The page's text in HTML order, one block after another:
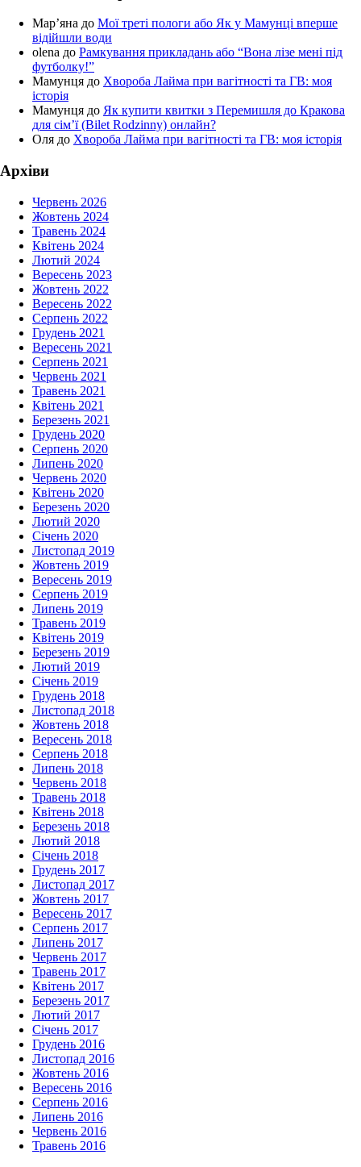
Мар’яна до Мої треті пологи або Як у Мамунці вперше
відійшли води
olena до Рамкування прикладань або “Вона лізе мені під
футболку!”
Мамунця до Хвороба Лайма при вагітності та ГВ: моя
історія
Мамунця до Як купити квитки з Перемишля до Кракова
для сім’ї (Bilet Rodzinny) онлайн?
Оля до Хвороба Лайма при вагітності та ГВ: моя історія
Архіви
Червень 2026
Жовтень 2024
Травень 2024
Квітень 2024
Лютий 2024
Вересень 2023
Жовтень 2022
Вересень 2022
Серпень 2022
Грудень 2021
Вересень 2021
Серпень 2021
Червень 2021
Травень 2021
Квітень 2021
Березень 2021
Грудень 2020
Серпень 2020
Липень 2020
Червень 2020
Квітень 2020
Березень 2020
Лютий 2020
Січень 2020
Листопад 2019
Жовтень 2019
Вересень 2019
Серпень 2019
Липень 2019
Травень 2019
Квітень 2019
Березень 2019
Лютий 2019
Січень 2019
Грудень 2018
Листопад 2018
Жовтень 2018
Вересень 2018
Серпень 2018
Липень 2018
Червень 2018
Травень 2018
Квітень 2018
Березень 2018
Лютий 2018
Січень 2018
Грудень 2017
Листопад 2017
Жовтень 2017
Вересень 2017
Серпень 2017
Липень 2017
Червень 2017
Травень 2017
Квітень 2017
Березень 2017
Лютий 2017
Січень 2017
Грудень 2016
Листопад 2016
Жовтень 2016
Вересень 2016
Серпень 2016
Липень 2016
Червень 2016
Травень 2016